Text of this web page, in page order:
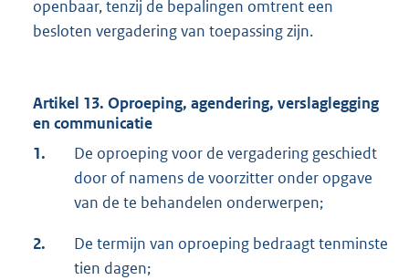
openbaar, tenzij de bepalingen omtrent een
besloten vergadering van toepassing zijn.
Artikel 13. Oproeping, agendering, verslaglegging
en communicatie
1.
De oproeping voor de vergadering geschiedt
door of namens de voorzitter onder opgave
van de te behandelen onderwerpen;
2.
De termijn van oproeping bedraagt tenminste
tien dagen;